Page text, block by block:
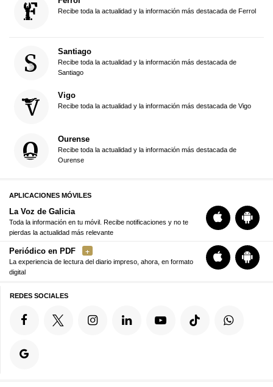
Recibe toda la actualidad y la información más destacada de Ferrol
Santiago
Recibe toda la actualidad y la información más destacada de
Santiago
Vigo
Recibe toda la actualidad y la información más destacada de Vigo
Ourense
Recibe toda la actualidad y la información más destacada de
Ourense
APLICACIONES MÓVILES
La Voz de Galicia
Toda la información en tu móvil. Recibe notificaciones y no te
pierdas la actualidad más relevante
Periódico en PDF
La experiencia de lectura del diario impreso, ahora, en formato
digital
REDES SOCIALES